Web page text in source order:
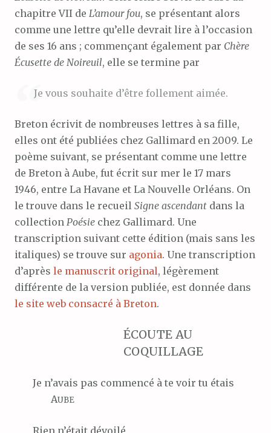
chapitre VII de L’amour fou, se présentant alors
comme une lettre qu’elle devrait lire à l’occasion
de ses 16 ans ; commençant également par Chère
Écusette de Noireuil, elle se termine par
Je vous souhaite d’être follement aimée.
Breton écrivit de nombreuses lettres à sa fille,
elles ont été publiées chez Gallimard en 2009. Le
poème suivant, se présentant comme une lettre
de Breton à Aube, fut écrit sur mer le 17 mars
1946, entre La Havane et La Nouvelle Orléans. On
le trouve dans le recueil Signe ascendant dans la
collection Poésie chez Gallimard. Une
transcription suivant cette édition (mais sans les
italiques) se trouve sur agonia. Une transcription
d’après le manuscrit original, légèrement
différente de la version publiée, est donnée dans
le site web consacré à Breton.
ÉCOUTE AU
COQUILLAGE
Je n’avais pas commencé à te voir tu étais
AUBE
Rien n’était dévoilé